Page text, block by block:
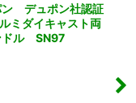
デュポン社認証
ミダイキャスト両
ル SN97